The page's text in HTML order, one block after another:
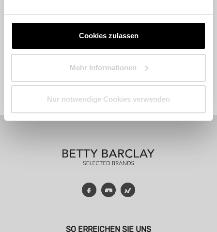
Cookies zulassen
Mehr Informationen
Nur notwendige Cookies verwenden
Fashion Accessoires Parfum
FacebookYouTube
SO ERREICHEN SIE UNS